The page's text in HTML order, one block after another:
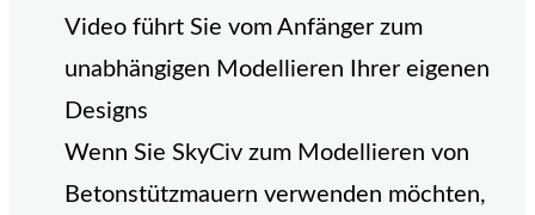
Video führt Sie vom Anfänger zum
unabhängigen Modellieren Ihrer eigenen
Designs
Wenn Sie SkyCiv zum Modellieren von
Betonstützmauern verwenden möchten,